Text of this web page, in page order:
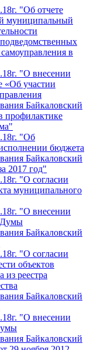
"Об отчете
муниципальный
в
"О внесении
«Об участии
Байкаловский
профилактике
"Об
бюджета
Байкаловский
2017 год"
"О согласии
муниципального
"О внесении
Думы
Байкаловский
"О согласии
объектов
реестра
Байкаловский
"О внесении
Байкаловский